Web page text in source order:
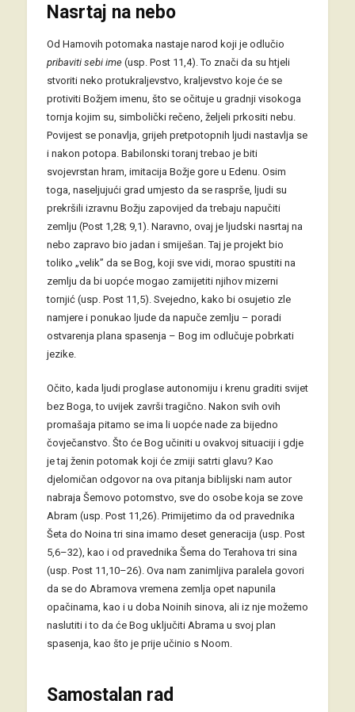
Nasrtaj na nebo
Od Hamovih potomaka nastaje narod koji je odlučio
pribaviti sebi ime(usp. Post 11,4). To znači da su htjeli
stvoriti neko protukraljevstvo, kraljevstvo koje će se
protiviti Božjem imenu, što se očituje u gradnji visokoga
tornja kojim su, simbolički rečeno, željeli prkositi nebu.
Povijest se ponavlja, grijeh pretpotopnih ljudi nastavlja se
i nakon potopa. Babilonski toranj trebao je biti
svojevrstan hram, imitacija Božje gore u Edenu. Osim
toga, naseljujući grad umjesto da se rasprše, ljudi su
prekršili izravnu Božju zapovijed da trebaju napučiti
zemlju (Post 1,28; 9,1). Naravno, ovaj je ljudski nasrtaj na
nebo zapravo bio jadan i smiješan. Taj je projekt bio
toliko „velik” da se Bog, koji sve vidi, morao spustiti na
zemlju da bi uopće mogao zamijetiti njihov mizerni
tornjić (usp. Post 11,5). Svejedno, kako bi osujetio zle
namjere i ponukao ljude da napuče zemlju – poradi
ostvarenja plana spasenja – Bog im odlučuje pobrkati
jezike.
Očito, kada ljudi proglase autonomiju i krenu graditi svijet
bez Boga, to uvijek završi tragično. Nakon svih ovih
promašaja pitamo se ima li uopće nade za bijedno
čovječanstvo. Što će Bog učiniti u ovakvoj situaciji i gdje
je taj ženin potomak koji će zmiji satrti glavu? Kao
djelomičan odgovor na ova pitanja biblijski nam autor
nabraja Šemovo potomstvo, sve do osobe koja se zove
Abram (usp. Post 11,26). Primijetimo da od pravednika
Šeta do Noina tri sina imamo deset generacija (usp. Post
5,6–32), kao i od pravednika Šema do Terahova tri sina
(usp. Post 11,10–26). Ova nam zanimljiva paralela govori
da se do Abramova vremena zemlja opet napunila
opačinama, kao i u doba Noinih sinova, ali iz nje možemo
naslutiti i to da će Bog uključiti Abrama u svoj plan
spasenja, kao što je prije učinio s Noom.
Samostalan rad